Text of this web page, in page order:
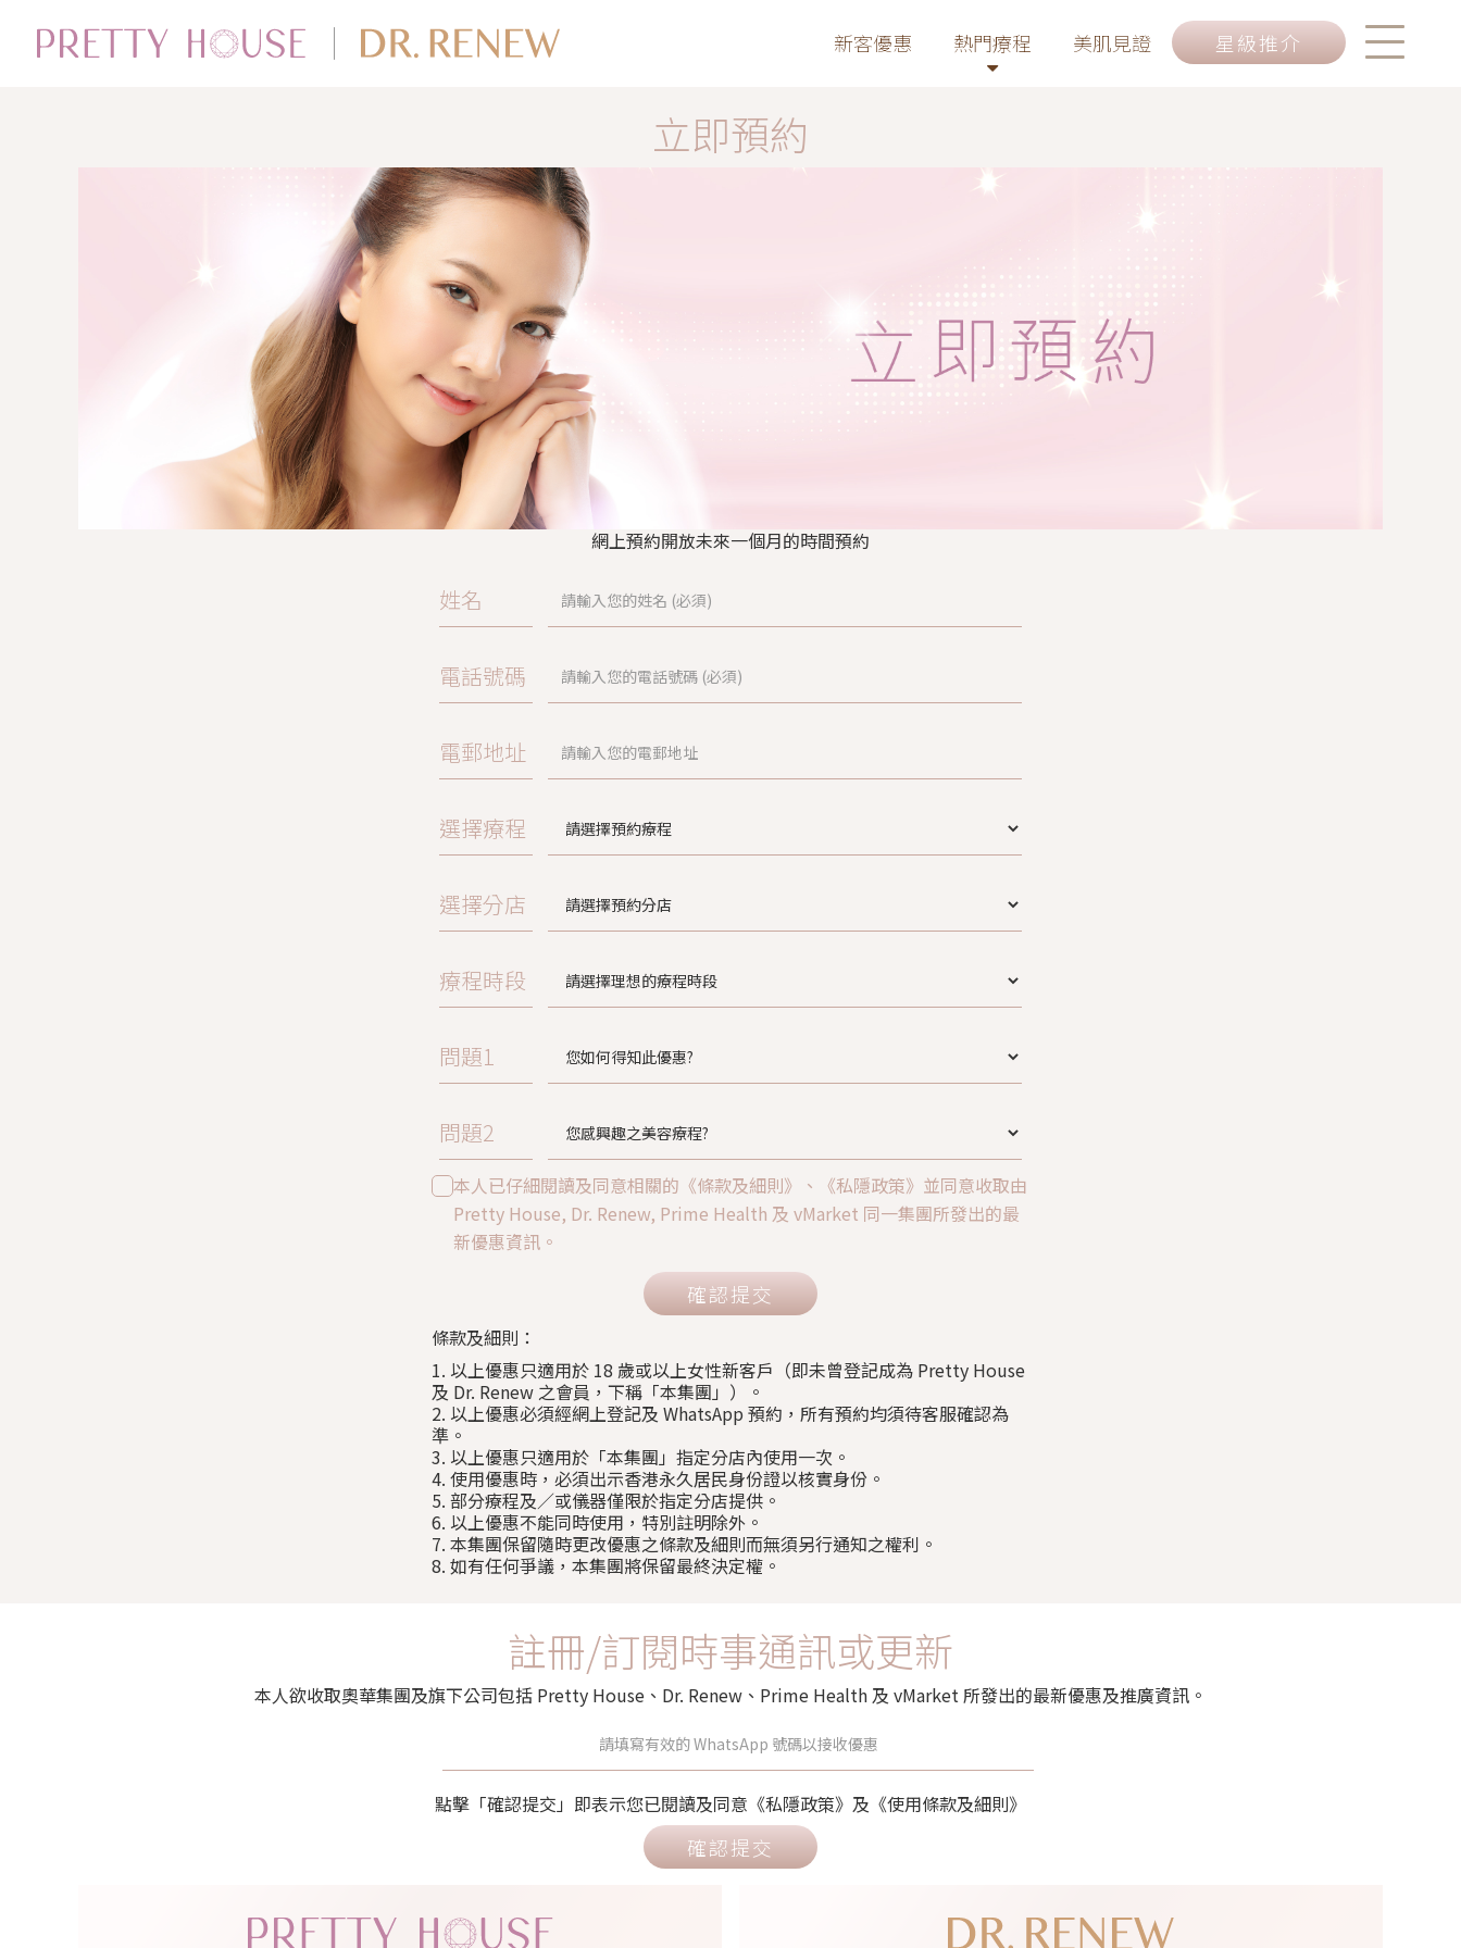
新客優惠 熱門療程 美肌見證 星級推介
立即預約
網上預約開放未來一個月的時間預約
姓名
電話號碼
電郵地址
選擇療程
選擇分店
療程時段
問題1
問題2
本人已仔細閱讀及同意相關的《條款及細則》、《私隱政策》並同意收取由
Pretty House, Dr. Renew, Prime Health 及 vMarket 同一集團所發出的最
新優惠資訊。
確認提交
條款及細則：
1. 以上優惠只適用於 18 歲或以上女性新客戶（即未曾登記成為 Pretty House
及 Dr. Renew 之會員，下稱「本集團」）。
2. 以上優惠必須經網上登記及 WhatsApp 預約，所有預約均須待客服確認為
準。
3. 以上優惠只適用於「本集團」指定分店內使用一次。
4. 使用優惠時，必須出示香港永久居民身份證以核實身份。
5. 部分療程及／或儀器僅限於指定分店提供。
6. 以上優惠不能同時使用，特別註明除外。
7. 本集團保留隨時更改優惠之條款及細則而無須另行通知之權利。
8. 如有任何爭議，本集團將保留最終決定權。
註冊/訂閱時事通訊或更新
本人欲收取奧華集團及旗下公司包括 Pretty House、Dr. Renew、Prime Health 及 vMarket 所發出的最新優惠及推廣資訊。
點擊「確認提交」即表示您已閱讀及同意《私隱政策》及《使用條款及細則》
確認提交